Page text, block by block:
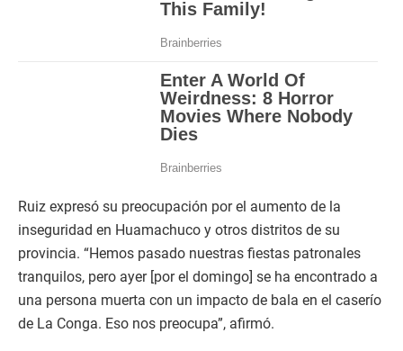
Ruiz expresó su preocupación por el aumento de la
inseguridad en Huamachuco y otros distritos de su
provincia. “Hemos pasado nuestras fiestas patronales
tranquilos, pero ayer [por el domingo] se ha encontrado a
una persona muerta con un impacto de bala en el caserío
de La Conga. Eso nos preocupa”, afirmó.